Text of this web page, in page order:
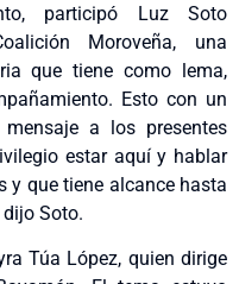
participó Luz Soto
Moroveña, una
que tiene como lema,
Esto con un
a los presentes
estar aquí y hablar
y que tiene alcance hasta
dijo Soto.
Túa López, quien dirige